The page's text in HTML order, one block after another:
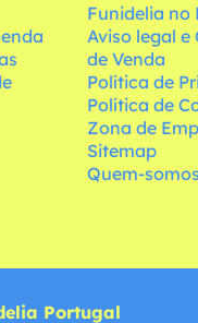
Funidelia no
Aviso legal e
de Venda
Política de
Política de
Zona de
Sitemap
Quem-somos
Portugal